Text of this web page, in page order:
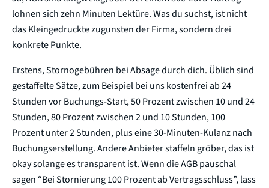
lohnen sich zehn Minuten Lektüre. Was du suchst, ist nicht
das Kleingedruckte zugunsten der Firma, sondern drei
konkrete Punkte.
Erstens, Stornogebühren bei Absage durch dich. Üblich sind
gestaffelte Sätze, zum Beispiel bei uns kostenfrei ab 24
Stunden vor Buchungs-Start, 50 Prozent zwischen 10 und 24
Stunden, 80 Prozent zwischen 2 und 10 Stunden, 100
Prozent unter 2 Stunden, plus eine 30-Minuten-Kulanz nach
Buchungserstellung. Andere Anbieter staffeln gröber, das ist
okay solange es transparent ist. Wenn die AGB pauschal
sagen “Bei Stornierung 100 Prozent ab Vertragsschluss”, lass